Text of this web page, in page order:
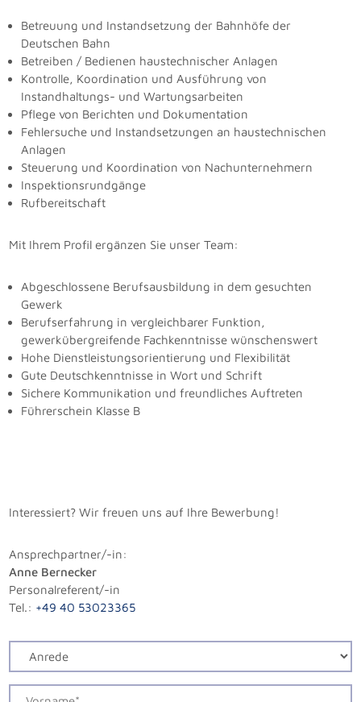
Betreuung und Instandsetzung der Bahnhöfe der
Deutschen Bahn
Betreiben / Bedienen haustechnischer Anlagen
Kontrolle, Koordination und Ausführung von
Instandhaltungs- und Wartungsarbeiten
Pflege von Berichten und Dokumentation
Fehlersuche und Instandsetzungen an haustechnischen
Anlagen
Steuerung und Koordination von Nachunternehmern
Inspektionsrundgänge
Rufbereitschaft
Mit Ihrem Profil ergänzen Sie unser Team:
Abgeschlossene Berufsausbildung in dem gesuchten
Gewerk
Berufserfahrung in vergleichbarer Funktion,
gewerkübergreifende Fachkenntnisse wünschenswert
Hohe Dienstleistungsorientierung und Flexibilität
Gute Deutschkenntnisse in Wort und Schrift
Sichere Kommunikation und freundliches Auftreten
Führerschein Klasse B
Interessiert? Wir freuen uns auf Ihre Bewerbung!
Ansprechpartner/-in:
Anne Bernecker
Personalreferent/-in
Tel.: +49 40 53023365